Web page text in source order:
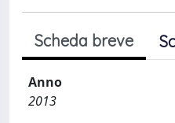
Scheda breve
Anno
2013